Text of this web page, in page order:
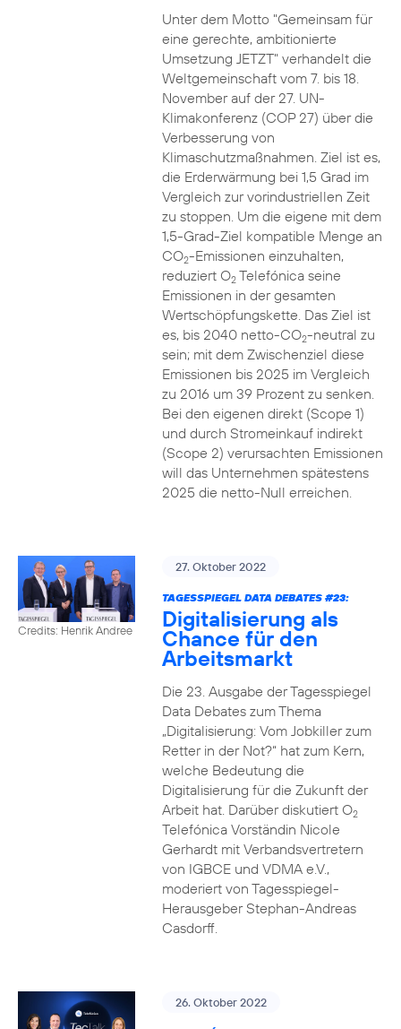
Unter dem Motto "Gemeinsam für
eine gerechte, ambitionierte
Umsetzung JETZT" verhandelt die
Weltgemeinschaft vom 7. bis 18.
November auf der 27. UN-
Klimakonferenz (COP 27) über die
Verbesserung von
Klimaschutzmaßnahmen. Ziel ist es,
die Erderwärmung bei 1,5 Grad im
Vergleich zur vorindustriellen Zeit
zu stoppen. Um die eigene mit dem
1,5-Grad-Ziel kompatible Menge an
CO2-Emissionen einzuhalten,
reduziert O2Telefónica seine
Emissionen in der gesamten
Wertschöpfungskette. Das Ziel ist
es, bis 2040 netto-CO2-neutral zu
sein; mit dem Zwischenziel diese
Emissionen bis 2025 im Vergleich
zu 2016 um 39 Prozent zu senken.
Bei den eigenen direkt (Scope 1)
und durch Stromeinkauf indirekt
(Scope 2) verursachten Emissionen
will das Unternehmen spätestens
2025 die netto-Null erreichen.
Credits: Henrik Andree
27. Oktober 2022
TAGESSPIEGEL DATA DEBATES #23:
Digitalisierung als
Chance für den
Arbeitsmarkt
Die 23. Ausgabe der Tagesspiegel
Data Debates zum Thema
„Digitalisierung: Vom Jobkiller zum
Retter in der Not?“ hat zum Kern,
welche Bedeutung die
Digitalisierung für die Zukunft der
Arbeit hat. Darüber diskutiert O2
Telefónica Vorständin Nicole
Gerhardt mit Verbandsvertretern
von IGBCE und VDMA e.V.,
moderiert von Tagesspiegel-
Herausgeber Stephan-Andreas
Casdorff.
26. Oktober 2022